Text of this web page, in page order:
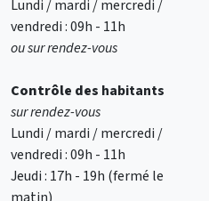
Lundi / mardi / mercredi /
vendredi : 09h - 11h
ou sur rendez-vous
Contrôle des habitants
sur rendez-vous
Lundi / mardi / mercredi /
vendredi : 09h - 11h
Jeudi : 17h - 19h (fermé le
matin)